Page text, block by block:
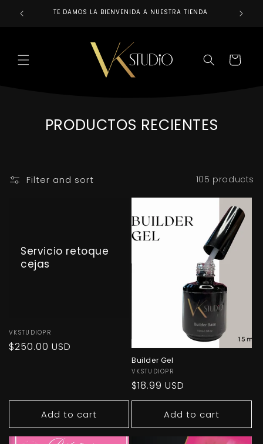
Skip to
content TE DAMOS LA BIENVENIDA A NUESTRA TIENDA
CART
C
L
I
PRODUCTOS RECIENTES
Filter and sort 105 products
Servicio retoque
cejas
Vendor:
VKSTUDIOPR
Regular
$250.00 USD
Add to cart
Builder Gel
Vendor:
VKSTUDIOPR
Regular
price
$18.99 USD
Add to cart